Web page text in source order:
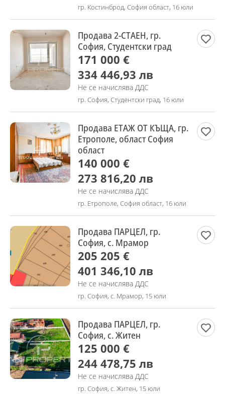
гр. Костинброд, София област, 16 юли
Продава 2-СТАЕН, гр.
София, Студентски град
171 000 €
334 446,93 лв
Не се начислява ДДС
гр. София, Студентски град, 16 юли
Продава ЕТАЖ ОТ КЪЩА, гр.
Етрополе, област София
област
140 000 €
273 816,20 лв
Не се начислява ДДС
гр. Етрополе, София област, 16 юли
Продава ПАРЦЕЛ, гр.
София, с. Мрамор
205 205 €
401 346,10 лв
Не се начислява ДДС
гр. София, с. Мрамор, 15 юли
Продава ПАРЦЕЛ, гр.
София, с. Житен
125 000 €
244 478,75 лв
Не се начислява ДДС
гр. София, с. Житен, 15 юли